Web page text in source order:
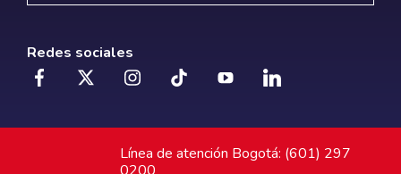
Redes sociales
Línea de atención Bogotá: (601) 297